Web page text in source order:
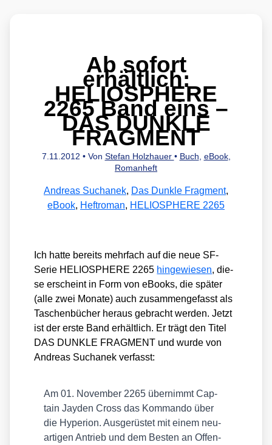
Ab sofort
erhältlich:
HELIOSPHERE
2265 Band eins –
DAS DUNKLE
FRAGMENT
7.11.2012 • Von Stefan Holzhauer • Buch, eBook,
Romanheft
Andreas Suchanek, Das Dunkle Fragment,
eBook, Heftroman, HELIOSPHERE 2265
Ich hat­te bereits mehr­fach auf die neue SF-
Serie HELIOSPHERE 2265 hin­ge­wie­sen, die­
se erscheint in Form von eBooks, die spä­ter
(alle zwei Mona­te) auch zusam­men­ge­fasst als
Taschen­bü­cher her­aus gebracht wer­den. Jetzt
ist der ers­te Band erhält­lich. Er trägt den Titel
DAS DUNKLE FRAGMENT und wur­de von
Andre­as Sucha­nek ver­fasst:
Am 01. Novem­ber 2265 über­nimmt Cap­
tain Jay­den Cross das Kom­man­do über
die Hype­ri­on. Aus­ge­rüs­tet mit einem neu­
ar­ti­gen Antrieb und dem Bes­ten an Offen­